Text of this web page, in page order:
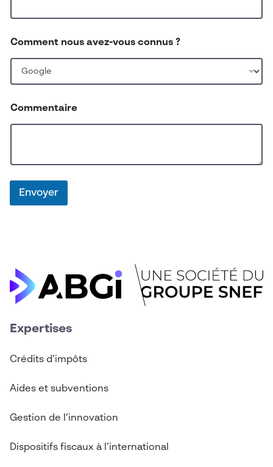
o
s
Comment nous avez-vous connus ?
Commentaire
Envoyer
Expertises
Crédits d’impôts
Aides et subventions
Gestion de l’innovation
Dispositifs fiscaux à l’international